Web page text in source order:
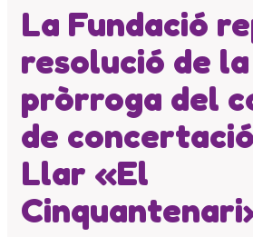
Revista Batec
Memòries
Documents
Transparència
Carta de serveis
Pla estratègic
Impacte social
El patronat
Organigrama de
La Fundació
resolució de la
pròrroga del
de
Llar «El